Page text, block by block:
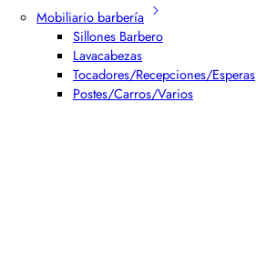
Mobiliario barbería
Sillones Barbero
Lavacabezas
Tocadores/Recepciones/Esperas
Postes/Carros/Varios